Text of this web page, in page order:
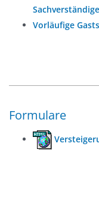
Vorläufige
Formulare